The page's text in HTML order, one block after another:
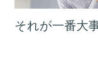
それが一番大